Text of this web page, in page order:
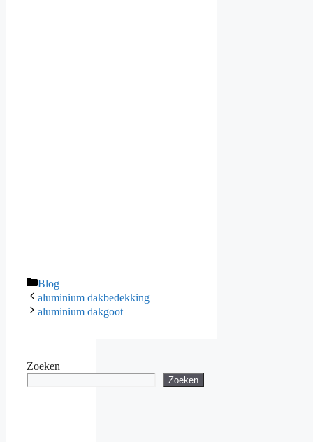
Categories
Blog
aluminium dakbedekking
aluminium dakgoot
Zoeken
Zoeken